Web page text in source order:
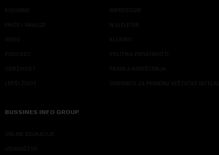
KOLUMNE
PRIČE I ANALIZE
VIDEO
PODCAST
ODRŽIVOST
LEPŠI ŽIVOT
IMPRESSUM
NJUZLETER
KLIJENTI
POLITIKA PRIVATNOSTI
PRAVILA KORIŠĆENJA
SMERNICE ZA PRIMENU VEŠTAČKE
BUSSINES INFO GROUP
ONLINE EDUKACIJE
IZDAVAŠTVO